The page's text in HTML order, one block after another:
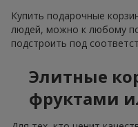
Купить подарочные
людей, можно к любому
подстроить под
Элитные
фруктами